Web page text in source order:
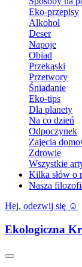
Eko-przepisy
Alkohol
Deser
Napoje
Obiad
Przekąski
Przetwory
Śniadanie
Eko-tips
Dla planety
Na co dzień
Odpoczynek
Zajęcia
Zdrowie
Wszystkie
Kilka słów o
Nasza
Hej, odezwij się ☺️
Ekologiczna